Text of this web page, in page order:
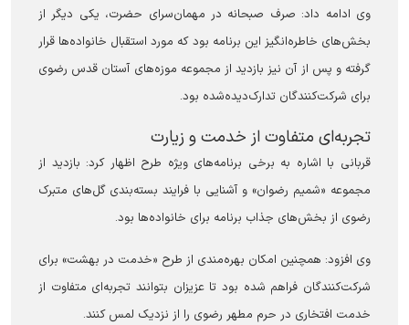
وی ادامه داد: صرف صبحانه در مهمان‌سرای حضرت، یکی دیگر از
بخش‌های خاطره‌انگیز این برنامه بود که مورد استقبال خانواده‌ها قرار
گرفته و پس از آن نیز بازدید از مجموعه موزه‌های آستان قدس رضوی
برای شرکت‌کنندگان تدارک‌دیده‌شده بود.
تجربه‌ای متفاوت از خدمت و زیارت
قربانی با اشاره به برخی برنامه‌های ویژه طرح اظهار کرد: بازدید از
مجموعه «شمیم رضوان» و آشنایی با فرایند بسته‌بندی گل‌های متبرک
رضوی از بخش‌های جذاب برنامه برای خانواده‌ها بود.
وی افزود: همچنین امکان بهره‌مندی از طرح «خدمت در بهشت» برای
شرکت‌کنندگان فراهم شده بود تا عزیزان بتوانند تجربه‌ای متفاوت از
خدمت افتخاری در حرم مطهر رضوی را از نزدیک لمس کنند.